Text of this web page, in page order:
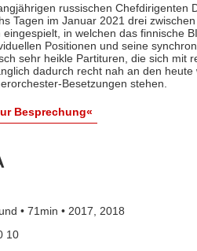
russischen Chefdirigenten
Tagen im Januar 2021 drei
in welchen das finnische
Positionen und seine
sehr heikle Partituren, die sich mit
dadurch recht nah an den heute
Besetzungen stehen.
Besprechung«
• 71min • 2017, 2018
10